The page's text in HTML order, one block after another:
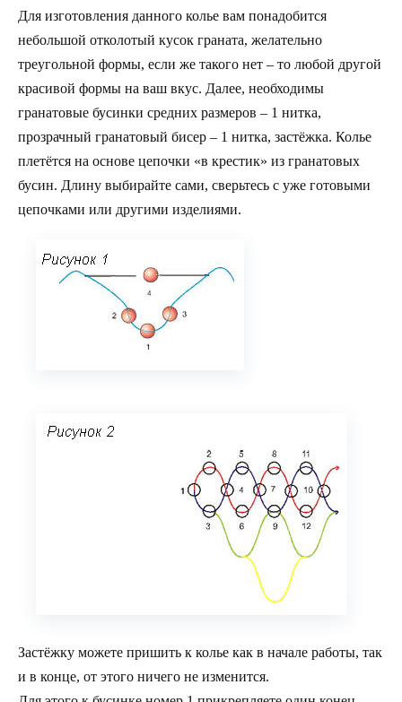
Для изготовления данного колье вам понадобится
небольшой отколотый кусок граната, желательно
треугольной формы, если же такого нет – то любой другой
красивой формы на ваш вкус. Далее, необходимы
гранатовые бусинки средних размеров – 1 нитка,
прозрачный гранатовый бисер – 1 нитка, застёжка. Колье
плетётся на основе цепочки «в крестик» из гранатовых
бусин. Длину выбирайте сами, сверьтесь с уже готовыми
цепочками или другими изделиями.
Застёжку можете пришить к колье как в начале работы, так
и в конце, от этого ничего не изменится.